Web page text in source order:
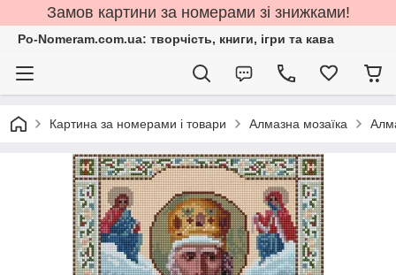
Замов картини за номерами зі знижками!
Po-Nomeram.com.ua: творчість, книги, ігри та кава
Картина за номерами і товари Алмазна мозаїка